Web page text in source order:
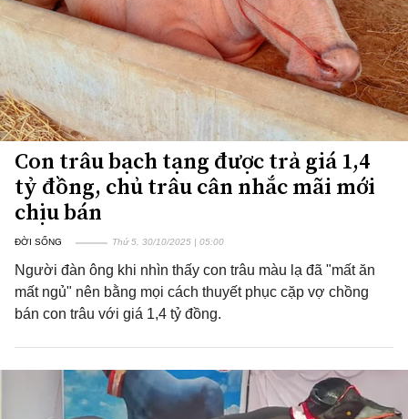
Con trâu bạch tạng được trả giá 1,4
tỷ đồng, chủ trâu cân nhắc mãi mới
chịu bán
ĐỜI SỐNG Thứ 5, 30/10/2025 | 05:00
Người đàn ông khi nhìn thấy con trâu màu lạ đã "mất ăn
mất ngủ" nên bằng mọi cách thuyết phục cặp vợ chồng
bán con trâu với giá 1,4 tỷ đồng.